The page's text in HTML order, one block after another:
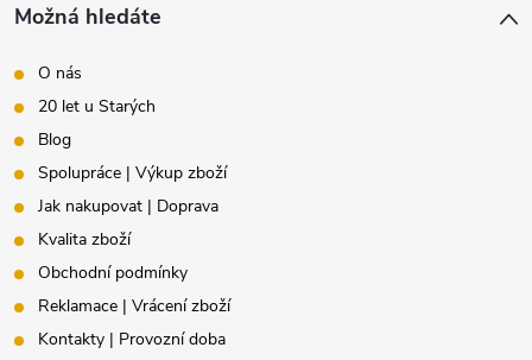
Možná hledáte
O nás
20 let u Starých
Blog
Spolupráce | Výkup zboží
Jak nakupovat | Doprava
Kvalita zboží
Obchodní podmínky
Reklamace | Vrácení zboží
Kontakty | Provozní doba